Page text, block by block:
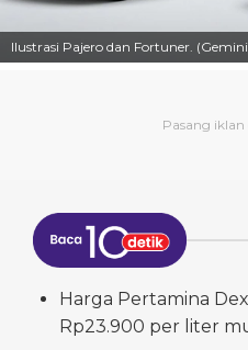
Ilustrasi Pajero dan Fortuner.
Harga Pertamina
Rp23.900 per liter